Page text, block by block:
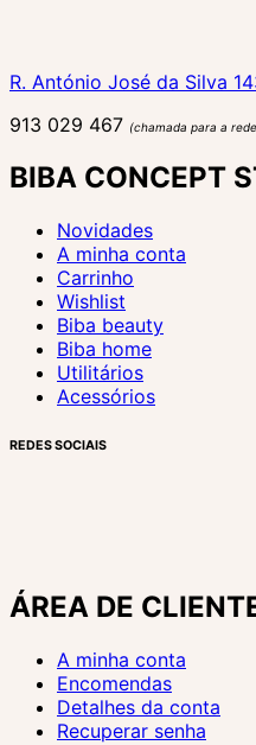
R. António José da Silva
913 029 467 (chamada para a
BIBA CONCEPT
Novidades
A minha conta
Carrinho
Wishlist
Biba beauty
Biba home
Utilitários
Acessórios
REDES SOCIAIS
ÁREA DE
A minha conta
Encomendas
Detalhes da conta
Recuperar senha